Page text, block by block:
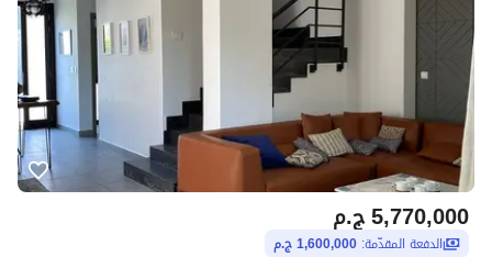
ج.م5,770,000
الدفعة المقدّمة: 1,600,000 ج.م